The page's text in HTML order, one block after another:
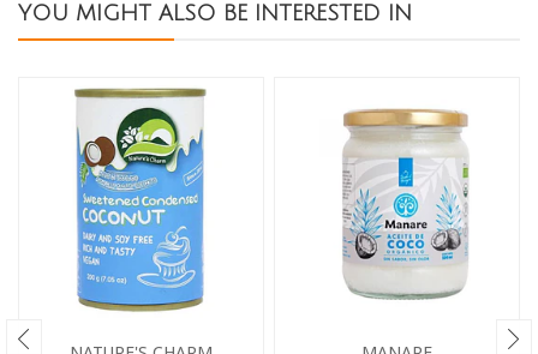
YOU MIGHT ALSO BE INTERESTED IN